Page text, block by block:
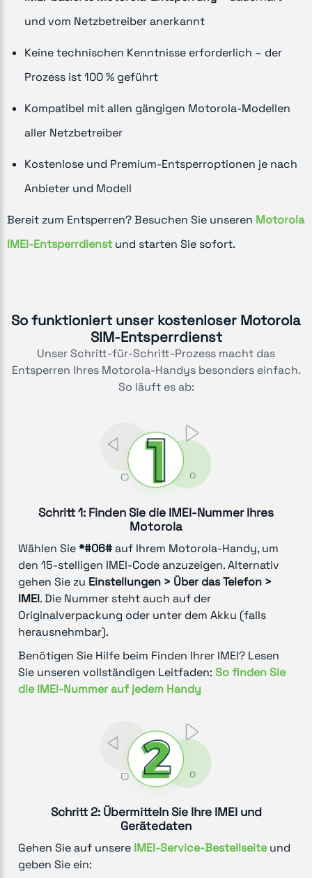
und vom Netzbetreiber anerkannt
Keine technischen Kenntnisse erforderlich – der
Prozess ist 100 % geführt
Kompatibel mit allen gängigen Motorola-Modellen
aller Netzbetreiber
Kostenlose und Premium-Entsperroptionen je nach
Anbieter und Modell
Bereit zum Entsperren? Besuchen Sie unseren Motorola
IMEI-Entsperrdienstund starten Sie sofort.
So funktioniert unser kostenloser Motorola
SIM-Entsperrdienst
Unser Schritt-für-Schritt-Prozess macht das
Entsperren Ihres Motorola-Handys besonders einfach.
So läuft es ab:
Schritt 1: Finden Sie die IMEI-Nummer Ihres
Motorola
Wählen Sie*#06#auf Ihrem Motorola-Handy, um
den 15-stelligen IMEI-Code anzuzeigen. Alternativ
gehen Sie zu Einstellungen > Über das Telefon >
IMEI. Die Nummer steht auch auf der
Originalverpackung oder unter dem Akku (falls
herausnehmbar).
Benötigen Sie Hilfe beim Finden Ihrer IMEI? Lesen
Sie unseren vollständigen Leitfaden: So finden Sie
die IMEI-Nummer auf jedem Handy
Schritt 2: Übermitteln Sie Ihre IMEI und
Gerätedaten
Gehen Sie auf unsere IMEI-Service-Bestellseiteund
geben Sie ein: